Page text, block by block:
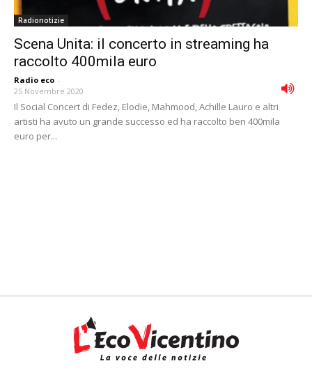
Radionotizie
Scena Unita: il concerto in streaming ha
raccolto 400mila euro
Radio eco -
25 Novembre 2020
Il Social Concert di Fedez, Elodie, Mahmood, Achille Lauro e altri
artisti ha avuto un grande successo ed ha raccolto ben 400mila
euro per...